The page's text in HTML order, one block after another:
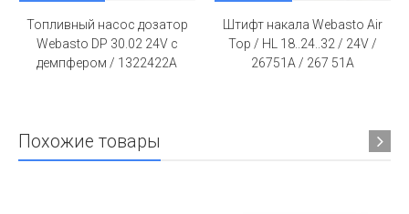
Топливный насос дозатор
Webasto DP 30.02 24V с
демпфером / 1322422A
Штифт накала Webasto Air
Top / HL 18..24..32 / 24V /
26751A / 267 51A
Похожие товары